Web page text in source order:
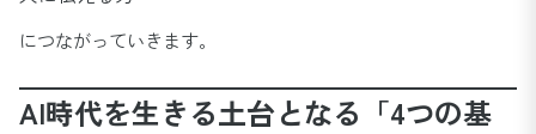
につながっていきます。
AI時代を生きる土台となる「4つの基